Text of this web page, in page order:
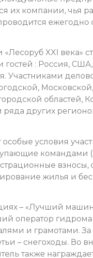
их компании, чья
ежегодно
«Лесоруб XXI века»
гостей : Россия,
Участниками
областей,
ряда других
особые условия
командами
взносы,
жилья и
– «Лучший
оператор
и грамотами.
– снегоходы. Во
также